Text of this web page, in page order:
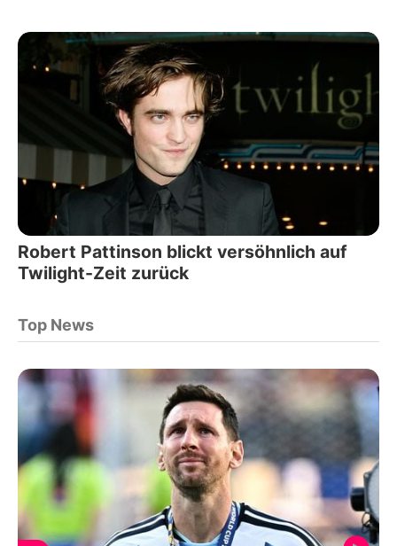
Robert Pattinson blickt versöhnlich auf
Twilight-Zeit zurück
Top News